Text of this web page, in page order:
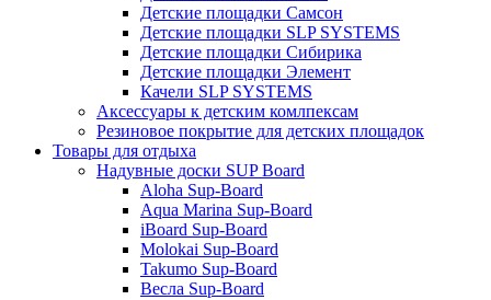
Детские площадки Самсон
Детские площадки SLP SYSTEMS
Детские площадки Сибирика
Детские площадки Элемент
Качели SLP SYSTEMS
Аксессуары к детским комлпексам
Резиновое покрытие для детских площадок
Товары для отдыха
Надувные доски SUP Board
Aloha Sup-Board
Aqua Marina Sup-Board
iBoard Sup-Board
Molokai Sup-Board
Takumo Sup-Board
Весла Sup-Board